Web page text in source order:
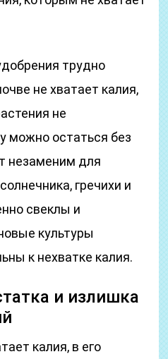
трудно
не хватает калия,
не
можно остаться без
незаменим для
гречихи и
свеклы и
культуры
к нехватке калия.
и излишка
калия, в его